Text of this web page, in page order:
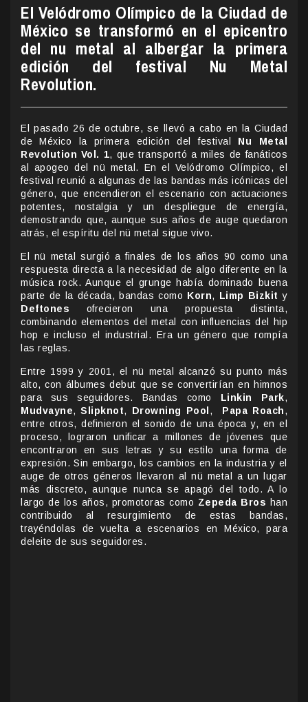
El Velódromo Olímpico de la Ciudad de
México se transformó en el epicentro
del nu metal al albergar la primera
edición del festival Nu Metal
Revolution.
El pasado 26 de octubre, se llevó a cabo en la Ciudad
de México la primera edición del festival Nu Metal
Revolution Vol. 1, que transportó a miles de fanáticos
al apogeo del nü metal. En el Velódromo Olímpico, el
festival reunió a algunas de las bandas más icónicas del
género, que encendieron el escenario con actuaciones
potentes, nostalgia y un despliegue de energía,
demostrando que, aunque sus años de auge quedaron
atrás, el espíritu del nü metal sigue vivo.
El nü metal surgió a finales de los años 90 como una
respuesta directa a la necesidad de algo diferente en la
música rock. Aunque el grunge había dominado buena
parte de la década, bandas como Korn, Limp Bizkit y
Deftones ofrecieron una propuesta distinta,
combinando elementos del metal con influencias del hip
hop e incluso el industrial. Era un género que rompía
las reglas.
Entre 1999 y 2001, el nü metal alcanzó su punto más
alto, con álbumes debut que se convertirían en himnos
para sus seguidores. Bandas como Linkin Park,
Mudvayne,Slipknot, Drowning Pool , Papa Roach,
entre otros, definieron el sonido de una época y, en el
proceso, lograron unificar a millones de jóvenes que
encontraron en sus letras y su estilo una forma de
expresión. Sin embargo, los cambios en la industria y el
auge de otros géneros llevaron al nü metal a un lugar
más discreto, aunque nunca se apagó del todo. A lo
largo de los años, promotoras como Zepeda Bros han
contribuido al resurgimiento de estas bandas,
trayéndolas de vuelta a escenarios en México, para
deleite de sus seguidores.